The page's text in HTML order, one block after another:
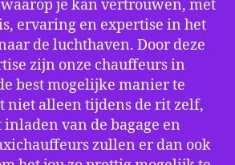
je kan vertrouwen, met
ervaring en expertise in het
de luchthaven. Door deze
zijn onze chauffeurs in
best mogelijke manier te
niet alleen tijdens de rit zelf,
van de bagage en
zullen er dan ook